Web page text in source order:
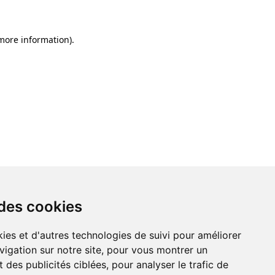
cookies
et d'autres technologies de suivi pour améliorer
sur notre site, pour vous montrer un
des publicités ciblées, pour analyser le trafic de
information).